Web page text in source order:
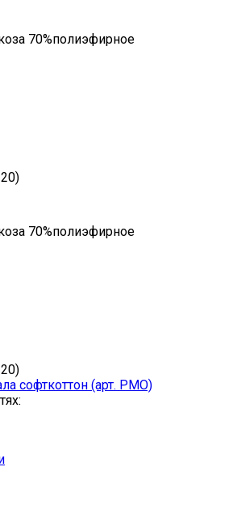
70%полиэфирное
70%полиэфирное
софткоттон (арт. PMO)